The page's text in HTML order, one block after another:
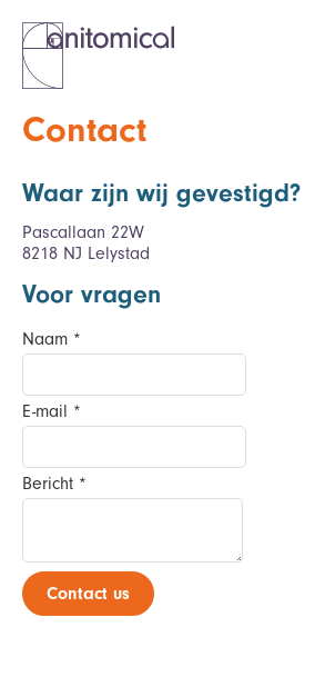
Contact
Waar zijn wij gevestigd?
Pascallaan 22W
8218 NJ Lelystad
Voor vragen
Naam *
E-mail *
Bericht *
Contact us